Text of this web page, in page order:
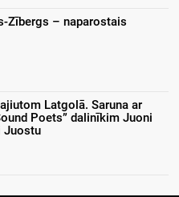
Zībergs – naparostais
Latgolā. Saruna ar
Poets” dalinīkim Juoni
Juostu